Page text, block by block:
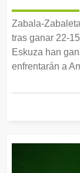
Zabala-
tras ganar 22-
Eskuza han
enfrentarán a